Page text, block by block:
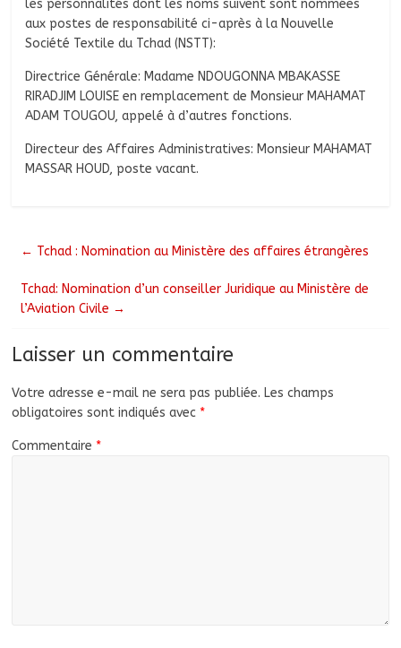
les personnalités dont les noms suivent sont nommées
aux postes de responsabilité ci-après à la Nouvelle
Société Textile du Tchad (NSTT):
Directrice Générale: Madame NDOUGONNA MBAKASSE
RIRADJIM LOUISE en remplacement de Monsieur MAHAMAT
ADAM TOUGOU, appelé à d’autres fonctions.
Directeur des Affaires Administratives: Monsieur MAHAMAT
MASSAR HOUD, poste vacant.
← Tchad : Nomination au Ministère des affaires étrangères
Tchad: Nomination d’un conseiller Juridique au Ministère de
l’Aviation Civile →
Laisser un commentaire
Votre adresse e-mail ne sera pas publiée. Les champs
obligatoires sont indiqués avec *
Commentaire *